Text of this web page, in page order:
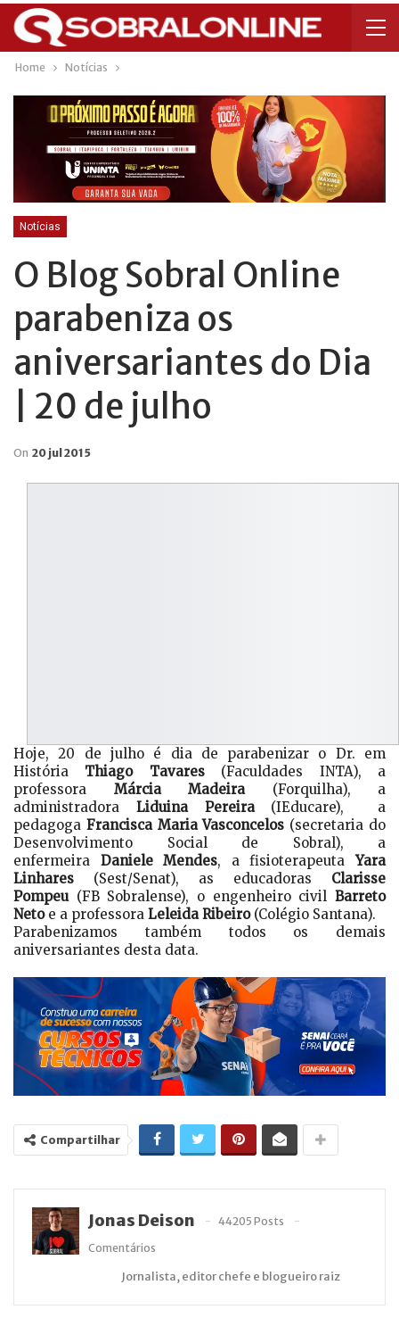
Home Notícias
Notícias
O Blog Sobral Online
parabeniza os
aniversariantes do Dia
| 20 de julho
On 20 jul 2015
Hoje, 20 de julho é dia de parabenizar o Dr. em
História Thiago Tavares (Faculdades INTA), a
professora Márcia Madeira (Forquilha), a
administradora Liduina Pereira(IEducare), a
pedagoga Francisca Maria Vasconcelos (secretaria do
Desenvolvimento Social de Sobral), a
enfermeira Daniele Mendes, a fisioterapeutaYara
Linhares (Sest/Senat), as educadoras Clarisse
Pompeu(FB Sobralense), o engenheiro civil Barreto
Netoe a professora Leleida Ribeiro(Colégio Santana).
Parabenizamos também todos os demais
aniversariantes desta data.
Compartilhar
Jonas Deison
44205 Posts
Comentários
Jornalista, editor chefe e blogueiro raiz